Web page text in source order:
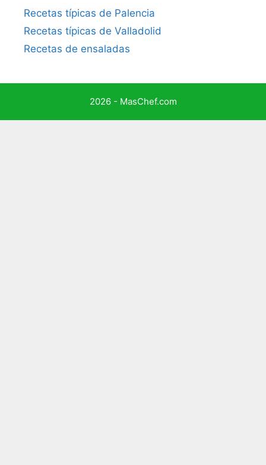
Recetas típicas de Palencia
Recetas típicas de Valladolid
Recetas de ensaladas
2026 - MasChef.com